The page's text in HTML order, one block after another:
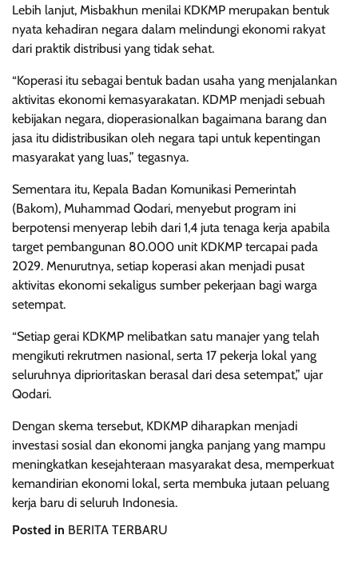
Lebih lanjut, Misbakhun menilai KDKMP merupakan bentuk
nyata kehadiran negara dalam melindungi ekonomi rakyat
dari praktik distribusi yang tidak sehat.
“Koperasi itu sebagai bentuk badan usaha yang menjalankan
aktivitas ekonomi kemasyarakatan. KDMP menjadi sebuah
kebijakan negara, dioperasionalkan bagaimana barang dan
jasa itu didistribusikan oleh negara tapi untuk kepentingan
masyarakat yang luas,” tegasnya.
Sementara itu, Kepala Badan Komunikasi Pemerintah
(Bakom), Muhammad Qodari, menyebut program ini
berpotensi menyerap lebih dari 1,4 juta tenaga kerja apabila
target pembangunan 80.000 unit KDKMP tercapai pada
2029. Menurutnya, setiap koperasi akan menjadi pusat
aktivitas ekonomi sekaligus sumber pekerjaan bagi warga
setempat.
“Setiap gerai KDKMP melibatkan satu manajer yang telah
mengikuti rekrutmen nasional, serta 17 pekerja lokal yang
seluruhnya diprioritaskan berasal dari desa setempat,” ujar
Qodari.
Dengan skema tersebut, KDKMP diharapkan menjadi
investasi sosial dan ekonomi jangka panjang yang mampu
meningkatkan kesejahteraan masyarakat desa, memperkuat
kemandirian ekonomi lokal, serta membuka jutaan peluang
kerja baru di seluruh Indonesia.
Posted in BERITA TERBARU